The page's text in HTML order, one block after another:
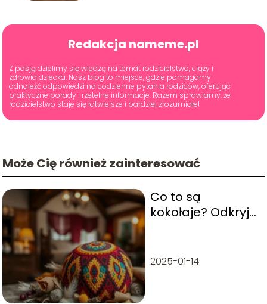
Redakcja nameme.pl
Z pasją dzielimy się wiedzą na temat rodzicielstwa, ciąży i
zdrowia dziecka. Nasz blog to miejsce, gdzie pomagamy
odnaleźć odpowiedzi na codzienne pytania rodziców, oferując
praktyczne porady i rzetelne informacje. Razem sprawiamy, że
rodzicielstwo staje się łatwiejsze i bardziej zrozumiałe!
Może Cię również zainteresować
Co to są
kokołaje? Odkryj
kulturze
2025-01-14